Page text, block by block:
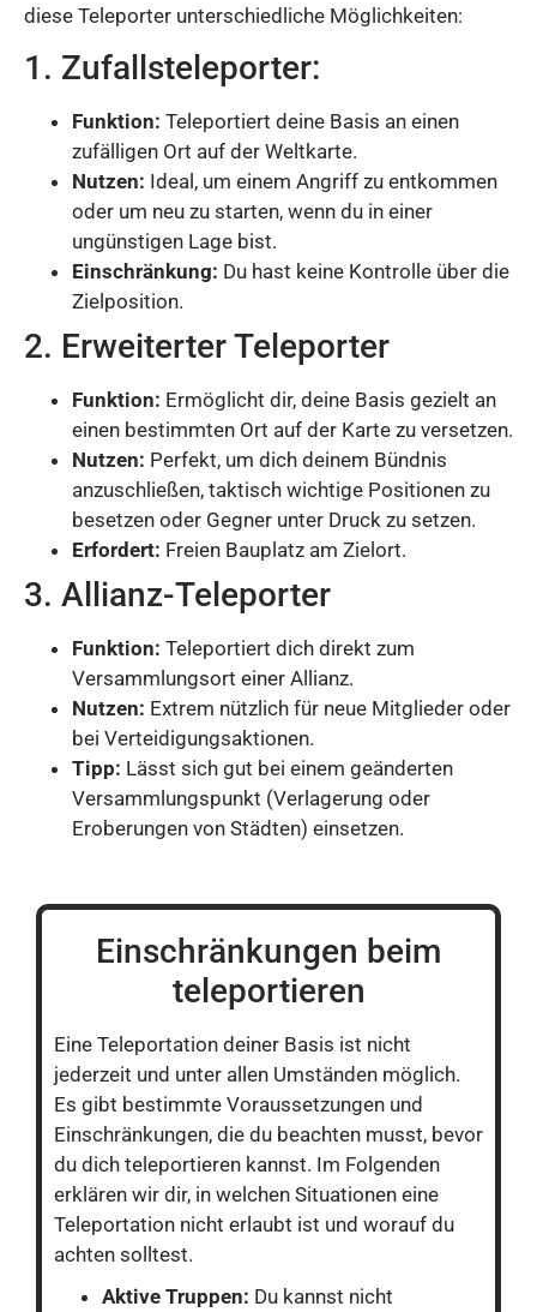
diese Teleporter unterschiedliche Möglichkeiten:
1. Zufallsteleporter:
Funktion: Teleportiert deine Basis an einen
zufälligen Ort auf der Weltkarte.
Nutzen: Ideal, um einem Angriff zu entkommen
oder um neu zu starten, wenn du in einer
ungünstigen Lage bist.
Einschränkung: Du hast keine Kontrolle über die
Zielposition.
2. Erweiterter Teleporter
Funktion: Ermöglicht dir, deine Basis gezielt an
einen bestimmten Ort auf der Karte zu versetzen.
Nutzen: Perfekt, um dich deinem Bündnis
anzuschließen, taktisch wichtige Positionen zu
besetzen oder Gegner unter Druck zu setzen.
Erfordert: Freien Bauplatz am Zielort.
3. Allianz-Teleporter
Funktion: Teleportiert dich direkt zum
Versammlungsort einer Allianz.
Nutzen: Extrem nützlich für neue Mitglieder oder
bei Verteidigungsaktionen.
Tipp: Lässt sich gut bei einem geänderten
Versammlungspunkt (Verlagerung oder
Eroberungen von Städten) einsetzen.
Einschränkungen beim
teleportieren
Eine Teleportation deiner Basis ist nicht
jederzeit und unter allen Umständen möglich.
Es gibt bestimmte Voraussetzungen und
Einschränkungen, die du beachten musst, bevor
du dich teleportieren kannst. Im Folgenden
erklären wir dir, in welchen Situationen eine
Teleportation nicht erlaubt ist und worauf du
achten solltest.
Aktive Truppen: Du kannst nicht